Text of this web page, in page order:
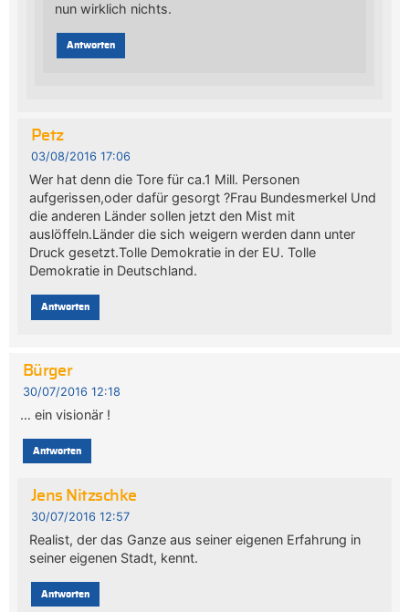
nun wirklich nichts.
Antworten
Petz
03/08/2016 17:06
Wer hat denn die Tore für ca.1 Mill. Personen
aufgerissen,oder dafür gesorgt ?Frau Bundesmerkel Und
die anderen Länder sollen jetzt den Mist mit
auslöffeln.Länder die sich weigern werden dann unter
Druck gesetzt.Tolle Demokratie in der EU. Tolle
Demokratie in Deutschland.
Antworten
Bürger
30/07/2016 12:18
… ein visionär !
Antworten
Jens Nitzschke
30/07/2016 12:57
Realist, der das Ganze aus seiner eigenen Erfahrung in
seiner eigenen Stadt, kennt.
Antworten